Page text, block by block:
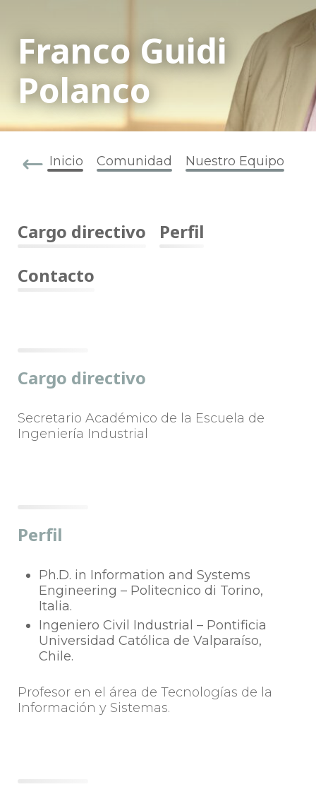
Franco Guidi
Polanco
Inicio Comunidad Nuestro Equipo
Cargo directivo
Perfil
Contacto
Cargo directivo
Secretario Académico de la Escuela de
Ingeniería Industrial
Perfil
Ph.D. in Information and Systems
Engineering – Politecnico di Torino,
Italia.
Ingeniero Civil Industrial – Pontificia
Universidad Católica de Valparaíso,
Chile.
Profesor en el área de Tecnologías de la
Información y Sistemas.